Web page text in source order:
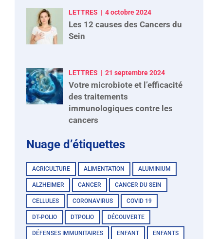
LETTRES 4 octobre 2024
Les 12 causes des Cancers du
Sein
LETTRES 21 septembre 2024
Votre microbiote et l’efficacité
des traitements
immunologiques contre les
cancers
Nuage d’étiquettes
AGRICULTURE ALIMENTATION ALUMINIUM
ALZHEIMER CANCER CANCER DU SEIN
CELLULES CORONAVIRUS COVID 19
DT-POLIO DTPOLIO DÉCOUVERTE
DÉFENSES IMMUNITAIRES ENFANT ENFANTS